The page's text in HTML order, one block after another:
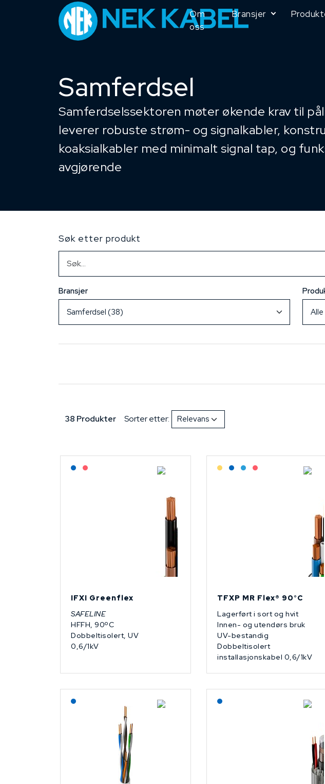
Om
oss
Bransjer
Samferdsel
Samferdselssektoren møter økende krav til
leverer robuste strøm- og signalkabler,
koaksialkabler med minimalt signal tap, og
avgjørende
Søk etter produkt
Bransjer
38 Produkter Sorter etter:
Lagerført: NEK Kabel
IFXI Greenflex
SAFELINE
HFFH, 90ºC
Dobbeltisolert, UV
0,6/1kV
Lagerført: Grossist
Lagerført: NEK Kabel
Bestilling: 2-3 uker
På forespørsel
TFXP MR Flex® 90°C
Lagerført i sort og hvit
Innen- og utendørs bruk
UV-bestandig
Dobbeltisolert
installasjonskabel 0,6/1kV